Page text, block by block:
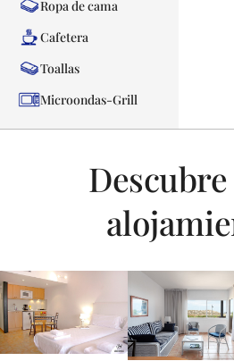
Ropa de cama
Cafetera
Toallas
Microondas-Grill